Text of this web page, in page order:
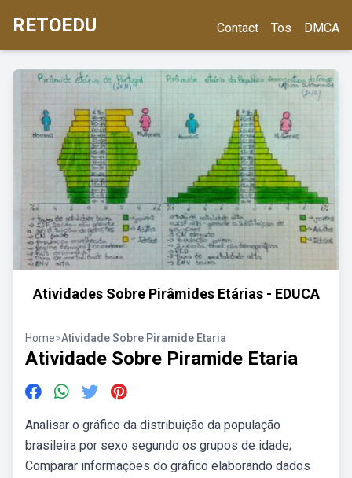
RETOEDU Contact Tos DMCA
Atividades Sobre Pirâmides Etárias - EDUCA
Home>Atividade Sobre Piramide Etaria
Atividade Sobre Piramide Etaria
Analisar o gráfico da distribuição da população
brasileira por sexo segundo os grupos de idade;
Comparar informações do gráfico elaborando dados